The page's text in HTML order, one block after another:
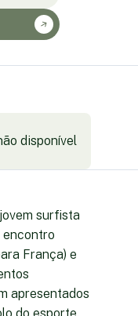
disponível
surfista
encontro
França) e
apresentados
do esporte,